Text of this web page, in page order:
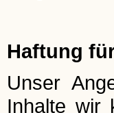
Haftung
Unser
Inhalte wir